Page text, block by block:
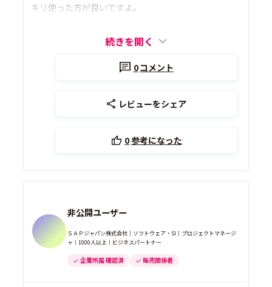
キリ使った方が良いですよ。
続きを開く
0コメント
レビューをシェア
0参考になった
非公開ユーザー
ＳＡＰジャパン株式会社｜ソフトウェア・SI｜プロジェクトマネージ
ャ｜1000人以上｜ビジネスパートナー
企業所属 確認済 販売関係者